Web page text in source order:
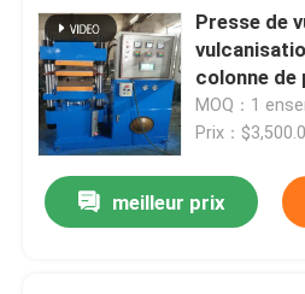
Chaîne de production en
Machine en caoutchouc de
extrudeuse à double vis
Presse de
colonne de
100T
MOQ：1
Prix：
meilleur prix